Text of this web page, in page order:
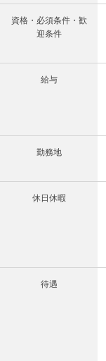
資格・必須条件・歓
迎条件
給与
勤務地
休日休暇
待遇